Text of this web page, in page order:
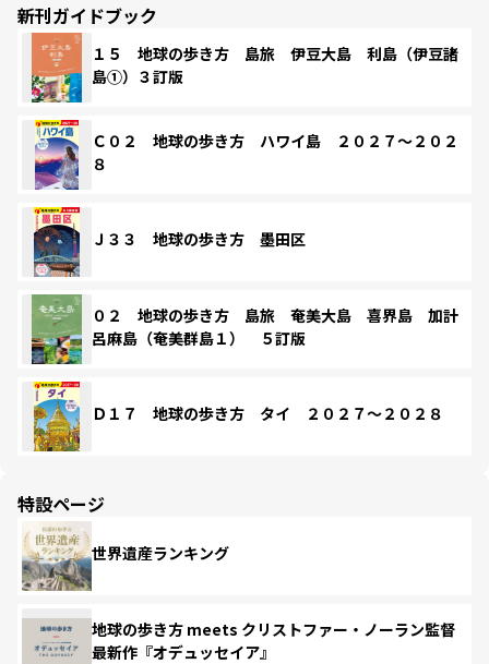
新刊ガイドブック
１５ 地球の歩き方 島旅 伊豆大島 利島（伊豆諸
島①）３訂版
Ｃ０２ 地球の歩き方 ハワイ島 ２０２７～２０２
８
Ｊ３３ 地球の歩き方 墨田区
０２ 地球の歩き方 島旅 奄美大島 喜界島 加計
呂麻島（奄美群島１） ５訂版
Ｄ１７ 地球の歩き方 タイ ２０２７～２０２８
特設ページ
世界遺産ランキング
地球の歩き方 meets クリストファー・ノーラン監督
最新作『オデュッセイア』